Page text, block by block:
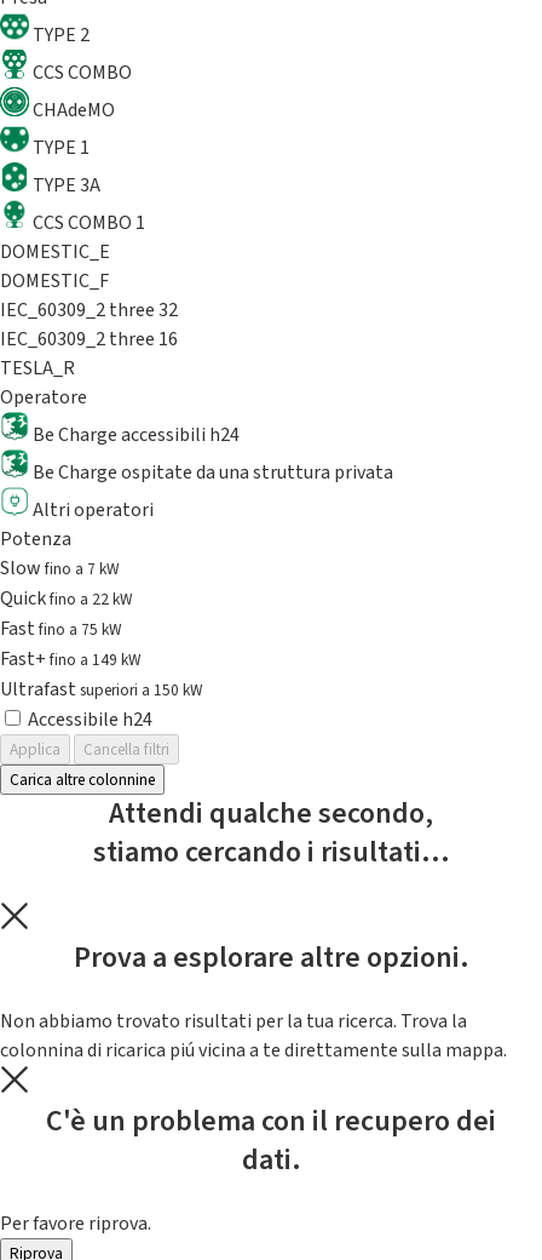
TYPE 2
CCS COMBO
CHAdeMO
TYPE 1
TYPE 3A
CCS COMBO 1
DOMESTIC_E
DOMESTIC_F
IEC_60309_2 three 32
IEC_60309_2 three 16
TESLA_R
Operatore
Be Charge accessibili h24
Be Charge ospitate da una struttura privata
Altri operatori
Potenza
Slowfino a 7 kW
Quickfino a 22 kW
Fastfino a 75 kW
Fast+fino a 149 kW
Ultrafast superiori a 150 kW
Accessibile h24
Applica
Cancella filtri
Carica altre colonnine
Attendi qualche secondo,
stiamo cercando i risultati...
Prova a esplorare altre opzioni.
Non abbiamo trovato risultati per la tua ricerca. Trova la
colonnina di ricarica piú vicina a te direttamente sulla mappa.
C'è un problema con il recupero dei
dati.
Per favore riprova.
Riprova